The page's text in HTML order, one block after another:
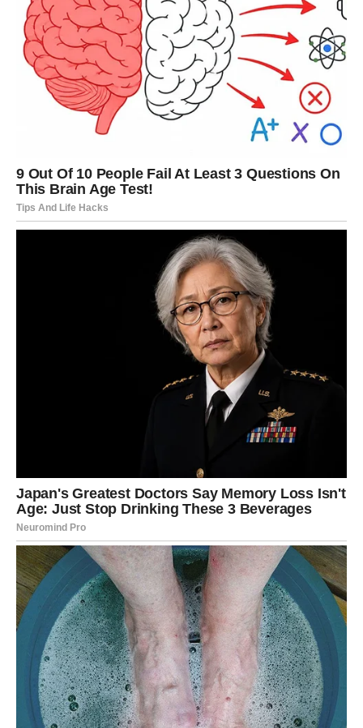
Najlepše od svega?Osećaćeš mir. Onaj duboki, tihi mir
koji dolazi kada znaš da si na pravom mestu.
RAK – Srce ti se budi i vodi te ka sreći
Rak je prošao kroz emotivne oluje koje su ostavile trag. Ti
si znak koji voli duboko, ali kada se razočara – povlači se i
gradi zidove.
Ali sada… ti zidovi počinju da se ruše.
Dolazi period kada ćeš ponovo verovati u ljubav. I ne
samo to – ljubav će te pronaći onda kada najmanje
očekuješ. Biće to osoba koja razume tvoju tišinu, koja ne
traži objašnjenja za tvoje emocije, koja zna da čita između
Za mnoge Rakove ovo je vreme kada dolazi do
pomirenja,
sudbinskog susreta ili nove veze koja menja sve
Porodični odnosi takođe se popravljaju. Stvari koje su
bile zategnute počinju da se rešavaju. Kao da neko briše
stare nesporazume i daje vam novu šansu da budete bliži
nego ikada.
Ono što je najvažnije – vraća ti se vera. Vera u ljude, u
sebe, u budućnost.
I to je početak tvoje čarolije.
LAV – Sudbina ti sprema trenutak koji
menja sve
Lav je navikao da bude jak, da vodi, da bude oslonac